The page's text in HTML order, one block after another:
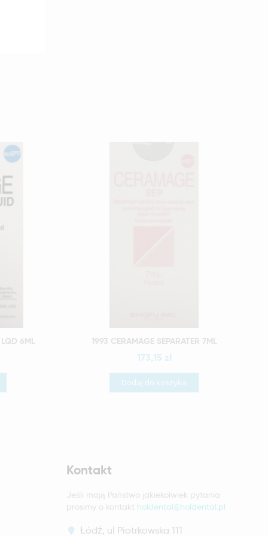
6ML Szybki podgląd
1993 CERAMAGE SEPARATER 7ML
173,15 zł
Dodaj do koszyka
Kontakt
Jeśli mają Państwo jakiekolwiek pytania
prosimy o kontakt holdental@holdental.pl
Łódź, ul Piotrkowska 111